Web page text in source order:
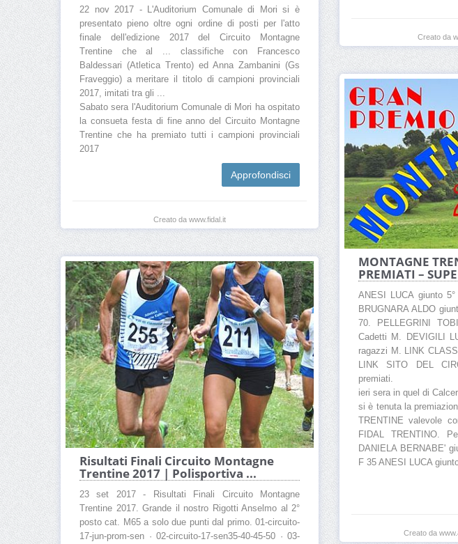
Creato da
22 nov 2017 - L'Auditorium Comunale di Mori si è
presentato pieno oltre ogni ordine di posti per l'atto
finale dell'edizione 2017 del Circuito Montagne
Trentine che al ... classifiche con Francesco
Baldessari (Atletica Trento) ed Anna Zambanini (Gs
Fraveggio) a meritare il titolo di campioni provinciali
2017, imitati tra gli ...
Sabato sera l'Auditorium Comunale di Mori ha ospitato
la consueta festa di fine anno del Circuito Montagne
Trentine che ha premiato tutti i campioni provinciali
2017
Approfondisci
Creato da www.fidal.it
MONTAGNE
PREMIATI –
ANESI LUCA giunto
BRUGNARA ALDO
70. PELLEGRINI
Cadetti M. DEVIGILI
ragazzi M. LINK
LINK SITO DEL
premiati.
ieri sera in quel di
si è tenuta la
TRENTINE valevole
FIDAL TRENTINO.
DANIELA BERNABE'
F 35 ANESI LUCA
Creato da
Risultati Finali Circuito Montagne
Trentine 2017 | Polisportiva ...
23 set 2017 - Risultati Finali Circuito Montagne
Trentine 2017. Grande il nostro Rigotti Anselmo al 2°
posto cat. M65 a solo due punti dal primo. 01-circuito-
17-jun-prom-sen · 02-circuito-17-sen35-40-45-50 · 03-